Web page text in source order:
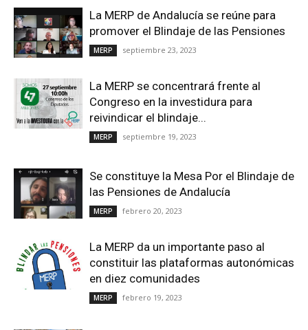
La MERP de Andalucía se reúne para
promover el Blindaje de las Pensiones
MERP septiembre 23, 2023
La MERP se concentrará frente al
Congreso en la investidura para
reivindicar el blindaje...
MERP septiembre 19, 2023
Se constituye la Mesa Por el Blindaje de
las Pensiones de Andalucía
MERP febrero 20, 2023
La MERP da un importante paso al
constituir las plataformas autonómicas
en diez comunidades
MERP febrero 19, 2023